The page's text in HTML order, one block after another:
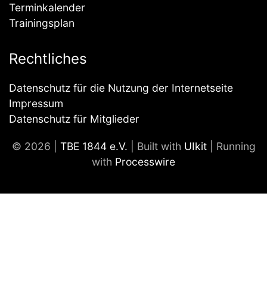
Terminkalender
Trainingsplan
Rechtliches
Datenschutz für die Nutzung der Internetseite
Impressum
Datenschutz für Mitglieder
© 2026 | TBE 1844 e.V. | Built with UIkit| Running
with Processwire